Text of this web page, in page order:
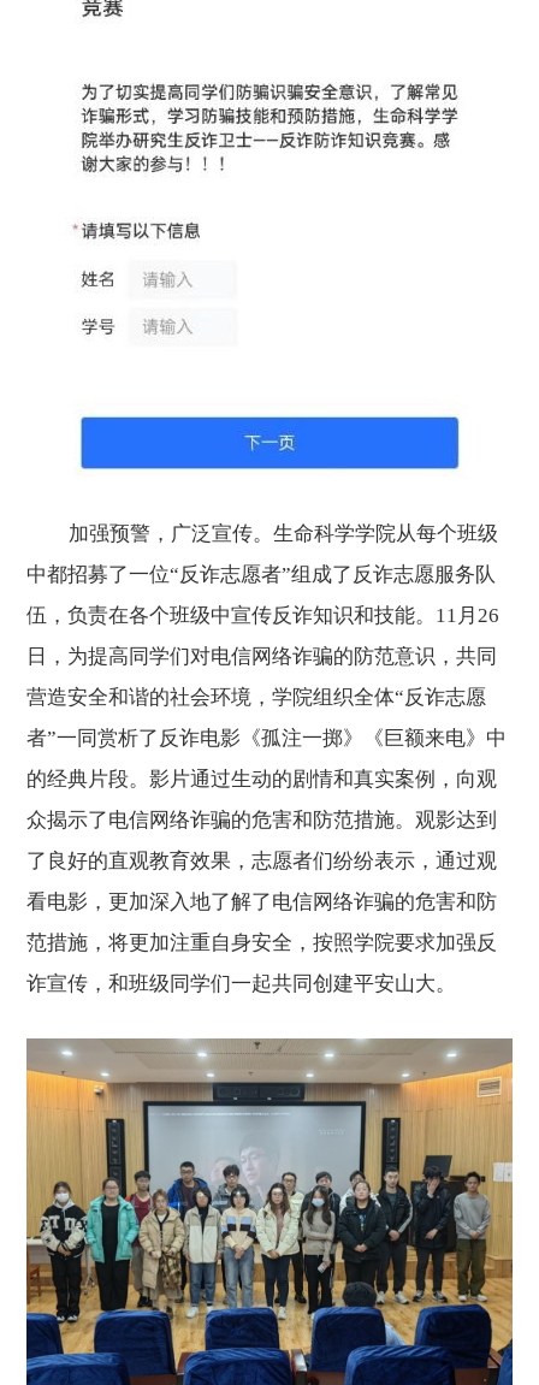
加强预警，广泛宣传。生命科学学院从每个班级
中都招募了一位“反诈志愿者”组成了反诈志愿服务队
伍，负责在各个班级中宣传反诈知识和技能。11月26
日，为提高同学们对电信网络诈骗的防范意识，共同
营造安全和谐的社会环境，学院组织全体“反诈志愿
者”一同赏析了反诈电影《孤注一掷》《巨额来电》中
的经典片段。影片通过生动的剧情和真实案例，向观
众揭示了电信网络诈骗的危害和防范措施。观影达到
了良好的直观教育效果，志愿者们纷纷表示，通过观
看电影，更加深入地了解了电信网络诈骗的危害和防
范措施，将更加注重自身安全，按照学院要求加强反
诈宣传，和班级同学们一起共同创建平安山大。